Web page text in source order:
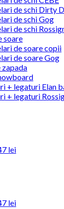
de schi Dirty
de schi Gog
de schi
soare
de soare copii
de soare Gog
zapada
+ legaturi Elan
+ legaturi
lei
lei